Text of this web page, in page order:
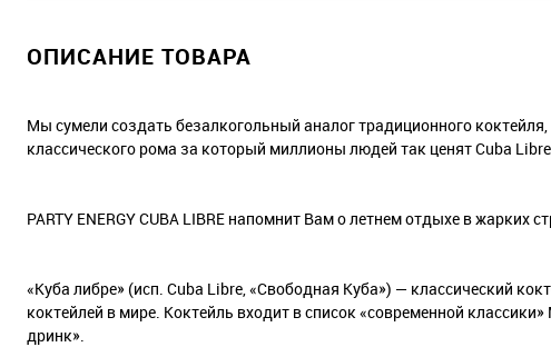
ОПИСАНИЕ ТОВАРА
Мы сумели создать безалкогольный аналог традиционного
классического рома за который миллионы людей так ценят Cuba
PARTY ENERGY CUBA LIBRE напомнит Вам о летнем отдыхе в
«Куба либре» (исп. Cuba Libre, «Свободная Куба») — классический
коктейлей в мире. Коктейль входит в список «современной
дринк».